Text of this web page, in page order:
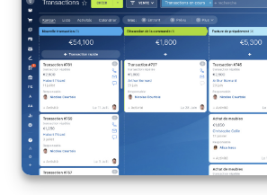
Bitrix24 Drive
Base de connaissances
Sites
Boutique en ligne